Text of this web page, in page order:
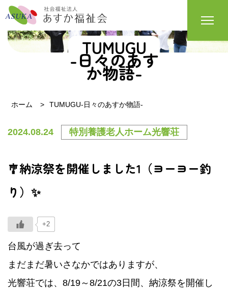
TUMUGU
-日々のあす
か物語-
ホーム TUMUGU-日々のあすか物語-
2024.08.24 特別養護老人ホーム光響荘
🎐納涼祭を開催しました1（ヨーヨー釣
り）✨
+2
台風が過ぎ去って
まだまだ暑いさなかではありますが、
光響荘では、8/19～8/21の3日間、納涼祭を開催し